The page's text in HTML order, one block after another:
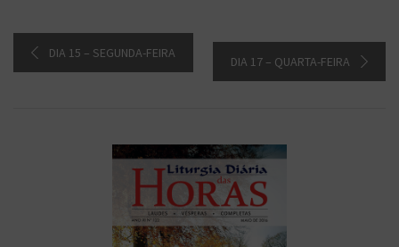
DIA 15 – SEGUNDA-FEIRA
DIA 17 – QUARTA-FEIRA